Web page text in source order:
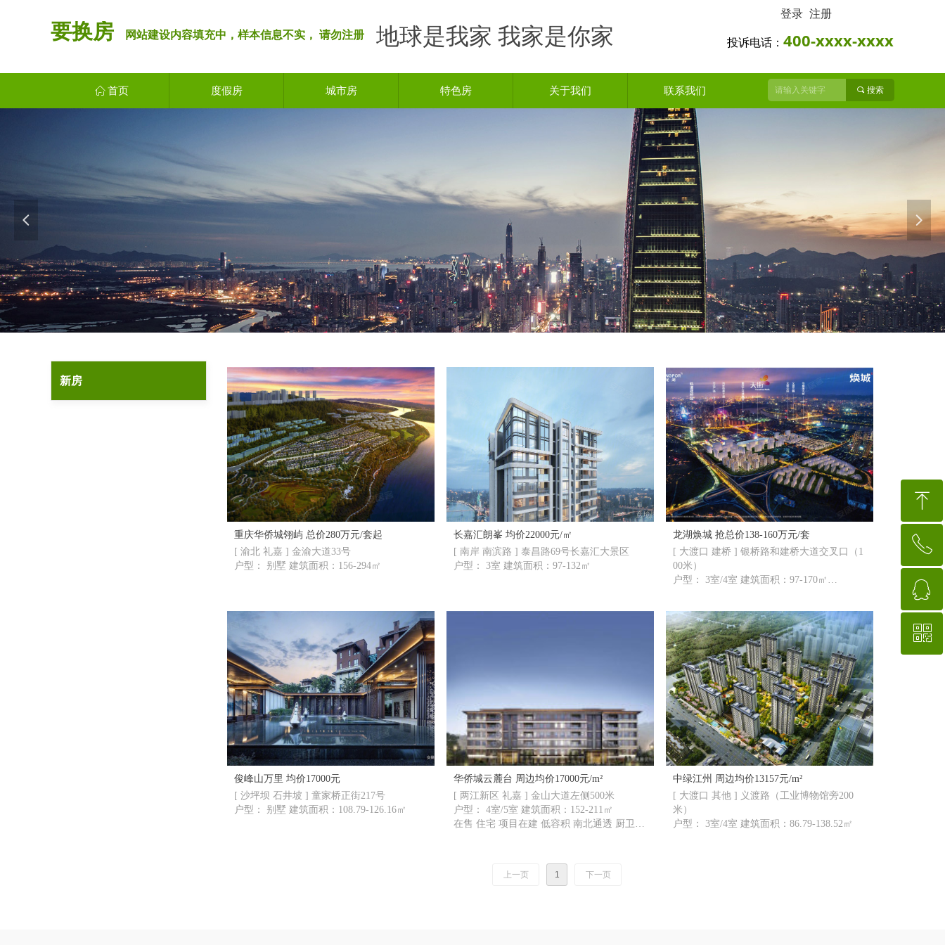
要换房 网站建设内容填充中，样本信息不实， 请勿注册 投诉电话： 400-xxxx-xxxx
登录 注册
地球是我家 我家是你家
ꀇ 首页 度假房 城市房 特色房 关于我们 联系我们 끠 搜索
넳 넲
新房
重庆华侨城翎屿 总价280万元/套起
[ 渝北 礼嘉 ] 金渝大道33号
户型： 别墅 建筑面积：156-294㎡
长嘉汇朗峯 均价22000元/㎡
[ 南岸 南滨路 ] 泰昌路69号长嘉汇大景区
户型： 3室 建筑面积：97-132㎡
龙湖焕城 抢总价138-160万元/套
[ 大渡口 建桥 ] 银桥路和建桥大道交叉口（1
00米）
户型： 3室/4室 建筑面积：97-170㎡
俊峰山万里 均价17000元
[ 沙坪坝 石井坡 ] 童家桥正街217号
户型： 别墅 建筑面积：108.79-126.16㎡
华侨城云麓台 周边均价17000元/m²
[ 两江新区 礼嘉 ] 金山大道左侧500米
户型： 4室/5室 建筑面积：152-211㎡
在售 住宅 项目在建 低容积 南北通透 厨卫全
中绿江州 周边均价13157元/m²
[ 大渡口 其他 ] 义渡路（工业博物馆旁200
米）
户型： 3室/4室 建筑面积：86.79-138.52㎡
上一页 1 下一页
ꁸ
回到顶部
ꂅ
ꁗ
QQ客服
ꀥ